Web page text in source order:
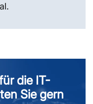
die IT-
Sie gern